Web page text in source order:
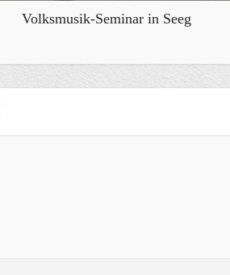
Volksmusik-Seminar in Seeg